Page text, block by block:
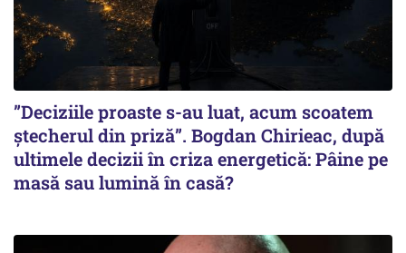
”Deciziile proaste s-au luat, acum scoatem
ștecherul din priză”. Bogdan Chirieac, după
ultimele decizii în criza energetică: Pâine pe
masă sau lumină în casă?